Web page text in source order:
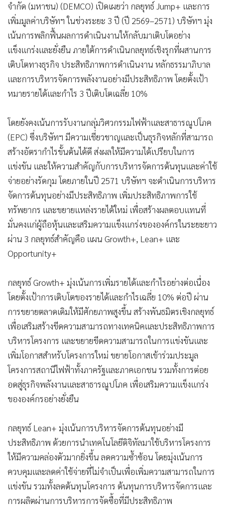
• SMEs
• หุ้น
• อินโดจีน
• กองทุนรวม
Celeb Online
Factcheck
• News1
• Gotomanager
จำกัด (มหาชน) (DEMCO) เปิดเผยว่า กลยุทธ์ Jump+ และการ
เพิ่มมูลค่าบริษัทฯ ในช่วงระยะ 3 ปี (ปี 2569–2571) บริษัทฯ มุ่ง
เน้นการพลิกฟื้นผลการดำเนินงานให้กลับมาเติบโตอย่าง
แข็งแกร่งและยั่งยืน ภายใต้การดำเนินกลยุทธ์เชิงรุกที่ผสานการ
เติบโตทางธุรกิจ ประสิทธิภาพการดำเนินงาน หลักธรรมาภิบาล
และการบริหารจัดการพลังงานอย่างมีประสิทธิภาพ โดยตั้งเป้า
หมายรายได้และกำไร 3 ปีเติบโตเฉลี่ย 10%
โดยยังคงเน้นการรับงานกลุ่มวิศวกรรมไฟฟ้าและสาธารณูปโภค
(EPC) ซึ่งบริษัทฯ มีความเชี่ยวชาญและเป็นธุรกิจหลักที่สามารถ
สร้างอัตรากำไรขั้นต้นได้ดี ส่งผลให้มีความได้เปรียบในการ
แข่งขัน และให้ความสำคัญกับการบริหารจัดการต้นทุนและค่าใช้
จ่ายอย่างรัดกุม โดยภายในปี 2571 บริษัทฯ จะดำเนินการบริหาร
จัดการต้นทุนอย่างมีประสิทธิภาพ เพิ่มประสิทธิภาพการใช้
ทรัพยากร และขยายแหล่งรายได้ใหม่ เพื่อสร้างผลตอบแทนที่
มั่นคงแก่ผู้ถือหุ้นและเสริมความแข็งแกร่งขององค์กรในระยะยาว
ผ่าน 3 กลยุทธ์สำคัญคือ แผน Growth+, Lean+ และ
Opportunity+
กลยุทธ์ Growth+ มุ่งเน้นการเพิ่มรายได้และกำไรอย่างต่อเนื่อง
โดยตั้งเป้าการเติบโตของรายได้และกำไรเฉลี่ย 10% ต่อปี ผ่าน
การขยายตลาดเดิมให้มีศักยภาพสูงขึ้น สร้างพันธมิตรเชิงกลยุทธ์
เพื่อเสริมสร้างขีดความสามารถทางเทคนิคและประสิทธิภาพการ
บริหารโครงการ และขยายขีดความสามารถในการแข่งขันและ
เพิ่มโอกาสสำหรับโครงการใหม่ ขยายโอกาสเข้าร่วมประมูล
โครงการสถานีไฟฟ้าทั้งภาครัฐและภาคเอกชน รวมทั้งการต่อย
อดสู่ธุรกิจพลังงานและสาธารณูปโภค เพื่อเสริมความแข็งแกร่ง
ขององค์กรอย่างยั่งยืน
กลยุทธ์ Lean+ มุ่งเน้นการบริหารจัดการต้นทุนอย่างมี
ประสิทธิภาพ ด้วยการนำเทคโนโลยีดิจิทัลมาใช้บริหารโครงการ
ให้มีความคล่องตัวมากยิ่งขึ้น ลดความซ้ำซ้อน โดยมุ่งเน้นการ
ควบคุมและลดค่าใช้จ่ายที่ไม่จำเป็นเพื่อเพิ่มความสามารถในการ
แข่งขัน รวมทั้งลดต้นทุนโครงการ ต้นทุนการบริหารจัดการและ
การผลิตผ่านการบริหารการจัดซื้อที่มีประสิทธิภาพ